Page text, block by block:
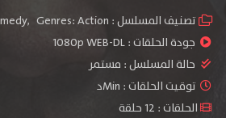
تصنيف المسلسل : , Genres: Action
جودة الحلقات :1080p WEB-DL
حالة المسلسل : مستمر
توقيت الحلقات : Minد
الحلقات : 12 حلقة